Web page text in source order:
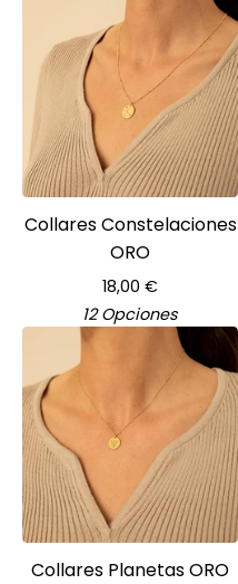
Collares Constelaciones
ORO
18,00 €
12 Opciones
Collares Planetas ORO